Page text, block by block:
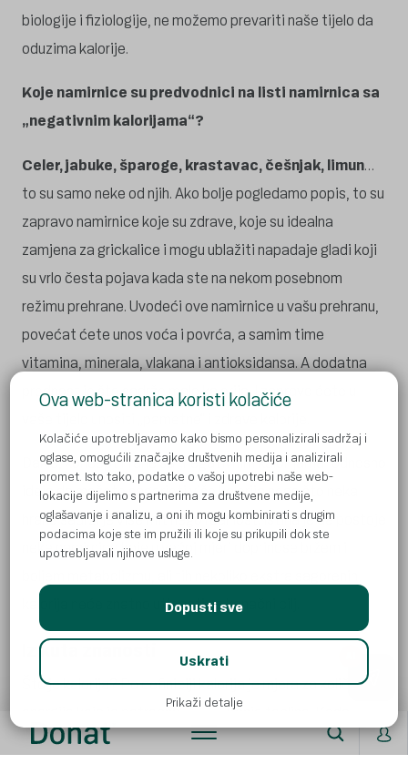
Ova web-stranica koristi kolačiće
Kolačiće upotrebljavamo kako bismo personalizirali sadržaj i
oglase, omogućili značajke društvenih medija i analizirali
promet. Isto tako, podatke o vašoj upotrebi naše web-
lokacije dijelimo s partnerima za društvene medije,
oglašavanje i analizu, a oni ih mogu kombinirati s drugim
podacima koje ste im pružili ili koje su prikupili dok ste
upotrebljavali njihove usluge.
Dopusti sve
Uskrati
Prikaži detalje
biologije i fiziologije, ne možemo prevariti naše tijelo da
oduzima kalorije.
Koje namirnice su predvodnici na listi namirnica sa
„negativnim kalorijama“?
Celer, jabuke, šparoge, krastavac, češnjak, limun…
to su samo neke od njih. Ako bolje pogledamo popis, to su
zapravo namirnice koje su zdrave, koje su idealna
zamjena za grickalice i mogu ublažiti napadaje gladi koji
su vrlo česta pojava kada ste na nekom posebnom
režimu prehrane. Uvodeći ove namirnice u vašu prehranu,
povećat ćete unos voća i povrća, a samim time
vitamina, minerala, vlakana i antioksidansa. A dodatna
prednost je što sadrže malo kalorija. I zapravo ćete u
Dakle, koncept hrane sa „negativnim kalorijama“ odnosno
ideja da možete sagorjeti više kalorija nego što neka
hrana sadrži je više mit nego realnost. Istina je da postoje
neke namirnice koje u većoj mjeri doprinose bržem i
kalorija neće znatno utjecati na konačni cilj.
Iz kuta znanosti
Što je kalorija? Po definiciji kalorija je mjera za količinu
energije koja je potrebna za stvaranje topline. Kada
pričamo o hrani, kalorija definira količinu pohranjene